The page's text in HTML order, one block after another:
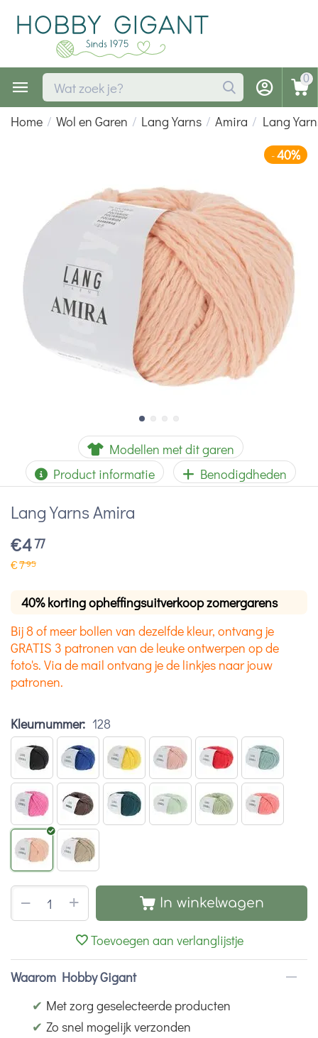
0
Home / Wol en Garen / Lang Yarns / Amira / Lang
-40%
Modellen met dit garen
Product informatie
Benodigdheden
Lang Yarns Amira
€477
€795
40% korting opheffingsuitverkoop zomergarens
Bij 8 of meer bollen van dezelfde kleur, ontvang je
GRATIS 3 patronen van de leuke ontwerpen op de
foto's. Via de mail ontvang je de linkjes naar jouw
patronen.
Kleurnummer: 128
+
− In winkelwagen
Toevoegen aan verlanglijstje
Waarom Hobby Gigant
✔ Met zorg geselecteerde producten
✔ Zo snel mogelijk verzonden